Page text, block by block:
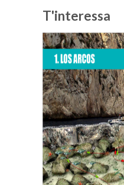
T'interessa